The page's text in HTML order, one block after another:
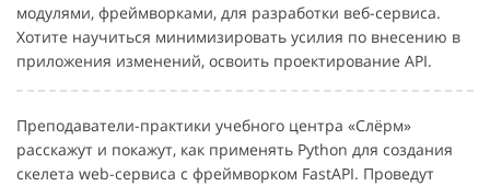
модулями, фреймворками, для разработки веб-сервиса.
Хотите научиться минимизировать усилия по внесению в
приложения изменений, освоить проектирование API.
Преподаватели-практики учебного центра «Слёрм»
расскажут и покажут, как применять Python для создания
скелета web-сервиса с фреймворком FastAPI. Проведут